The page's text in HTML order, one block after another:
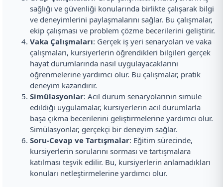
sağlığı ve güvenliği konularında birlikte çalışarak bilgi
ve deneyimlerini paylaşmalarını sağlar. Bu çalışmalar,
ekip çalışması ve problem çözme becerilerini geliştirir.
Vaka Çalışmaları: Gerçek iş yeri senaryoları ve vaka
çalışmaları, kursiyerlerin öğrendikleri bilgileri gerçek
hayat durumlarında nasıl uygulayacaklarını
öğrenmelerine yardımcı olur. Bu çalışmalar, pratik
deneyim kazandırır.
Simülasyonlar: Acil durum senaryolarının simüle
edildiği uygulamalar, kursiyerlerin acil durumlarla
başa çıkma becerilerini geliştirmelerine yardımcı olur.
Simülasyonlar, gerçekçi bir deneyim sağlar.
Soru-Cevap ve Tartışmalar: Eğitim sürecinde,
kursiyerlerin sorularını sorması ve tartışmalara
katılması teşvik edilir. Bu, kursiyerlerin anlamadıkları
konuları netleştirmelerine yardımcı olur.